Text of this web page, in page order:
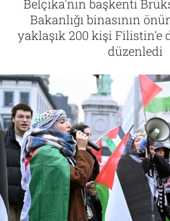
Belçika'nın başkenti
Bakanlığı binasının
yaklaşık 200 kişi Filistin'e
düzenledi
Tarih
İletişim